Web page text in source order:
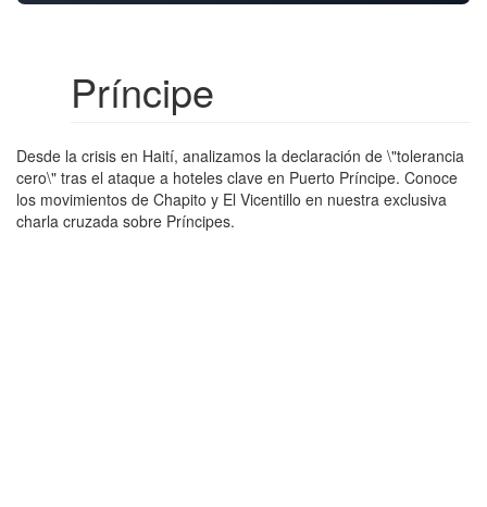
Príncipe
Desde la crisis en Haití, analizamos la declaración de \"tolerancia
cero\" tras el ataque a hoteles clave en Puerto Príncipe. Conoce
los movimientos de Chapito y El Vicentillo en nuestra exclusiva
charla cruzada sobre Príncipes.